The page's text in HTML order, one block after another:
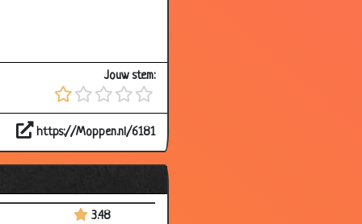
Jouw stem:
https://Moppen.nl/6181
2.93
3.28
3.56
3.48